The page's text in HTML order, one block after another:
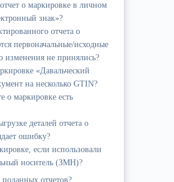
о маркировке в личном
знак»?
отчета о
первоначальные/исходные
изменения не принялись?
«Давальческий
на несколько GTIN?
о маркировке есть
деталей отчета о
ошибку?
если использовали
носитель (ЗМН)?
отчетов?